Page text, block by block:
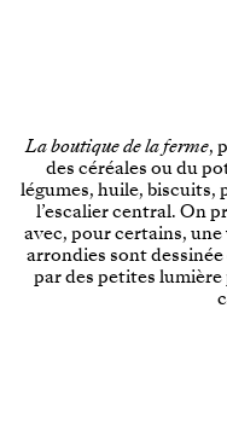
La boutique de la ferme,
des céréales ou du
légumes, huile, biscuits,
l’escalier central. On
avec, pour certains,
arrondies sont
par des petites